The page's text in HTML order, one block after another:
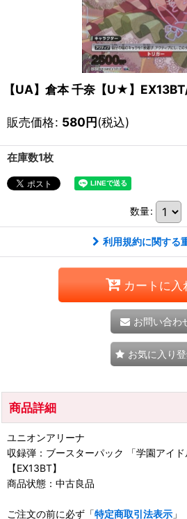
【UA】倉本 千奈【U★】
販売価格: 580円(税込)
在庫数1枚
数量:
利用規約に関する
カートに入
お問い合わ
お気に入り
商品詳細
ユニオンアリーナ
収録弾：ブースターパック 「学園アイド
【EX13BT】
商品状態：中古良品
ご注文の前に必ず「特定商取引法表示 」